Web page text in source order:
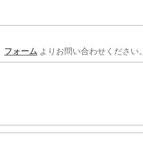
フォーム よりお問い合わせください。